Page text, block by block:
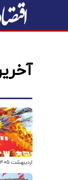
۲۹ اردیبهشت ۱۴۰۵